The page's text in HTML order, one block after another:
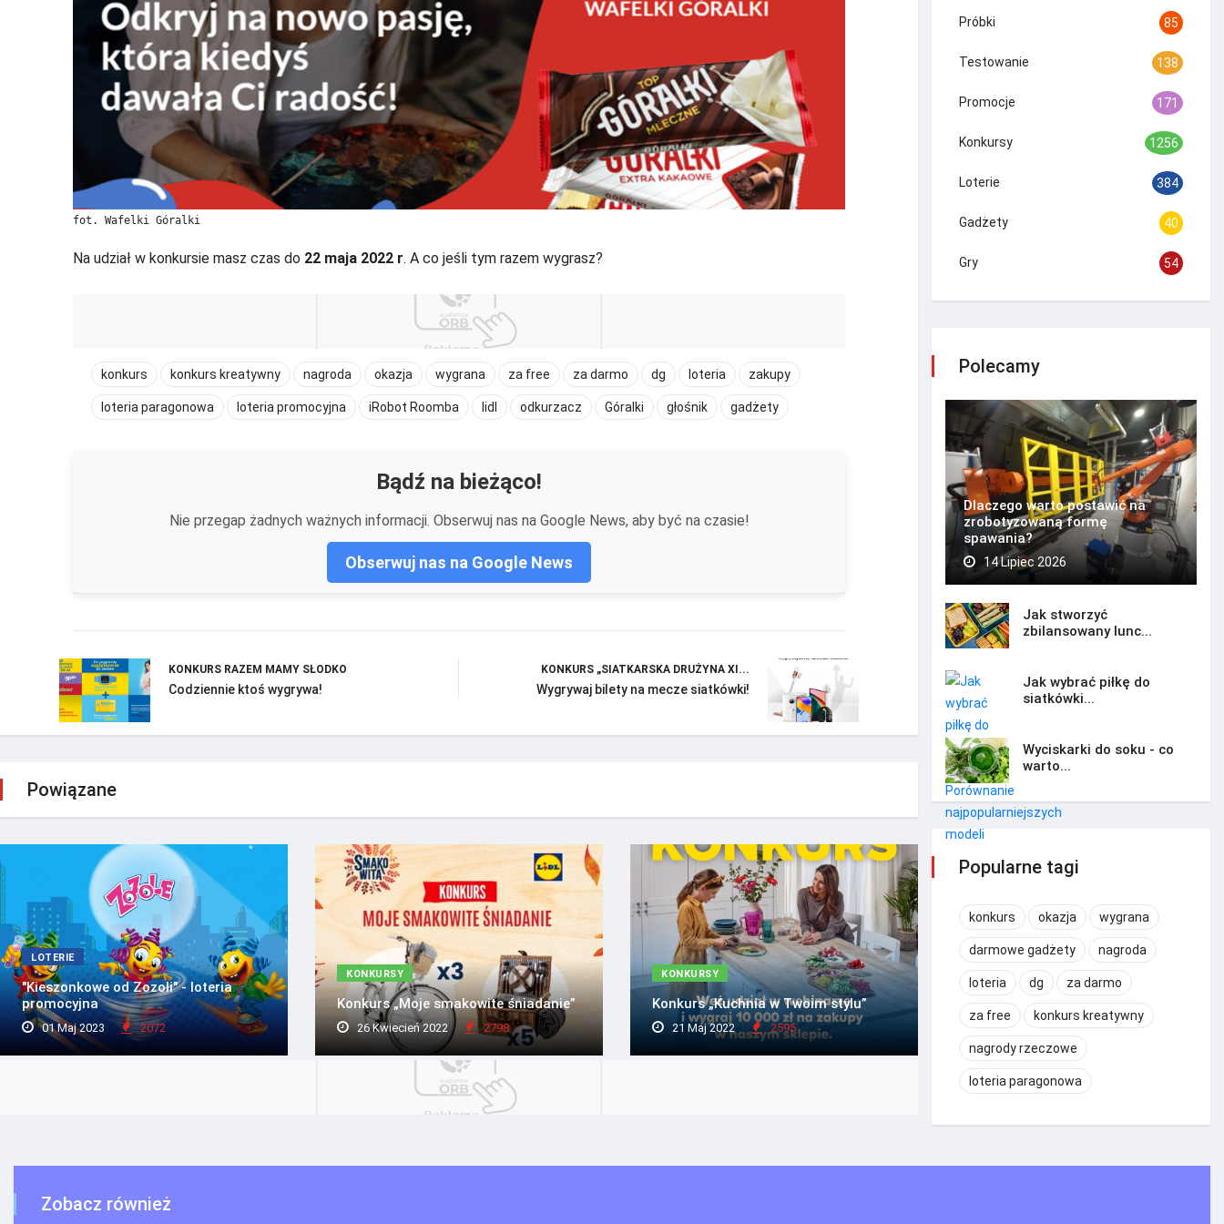
fot. Wafelki Góralki
Na udział w konkursie masz czas do 22 maja 2022 r. A co jeśli tym razem wygrasz?
konkurs konkurs kreatywny nagroda okazja wygrana za free za darmo dg loteria zakupy
loteria paragonowa loteria promocyjna iRobot Roomba lidl odkurzacz Góralki głośnik gadżety
Bądź na bieżąco!
Nie przegap żadnych ważnych informacji. Obserwuj nas na Google News, aby być na czasie!
Obserwuj nas na Google News
KONKURS RAZEM MAMY SŁODKO
Codziennie ktoś wygrywa!
KONKURS „SIATKARSKA DRUŻYNA XI...
Wygrywaj bilety na mecze siatkówki!
Powiązane
LOTERIE
"Kieszonkowe od Zozoli" - loteria
promocyjna
01 Maj 2023 2072
KONKURSY
Konkurs „Moje smakowite śniadanie”
26 Kwiecień 2022 2798
KONKURSY
Konkurs „Kuchnia w Twoim stylu”
21 Maj 2022 2595
Próbki 85
Testowanie 138
Promocje 171
Konkursy 1256
Loterie 384
Gadżety 40
Gry 54
Polecamy
Dlaczego warto postawić na
zrobotyzowaną formę
spawania?
14 Lipiec 2026
Jak stworzyć
zbilansowany lunc...
Jak wybrać piłkę do
siatkówki...
Wyciskarki do soku - co
warto...
Popularne tagi
konkurs okazja wygrana
darmowe gadżety nagroda
loteria dg za darmo
za free konkurs kreatywny
nagrody rzeczowe
loteria paragonowa
Zobacz również